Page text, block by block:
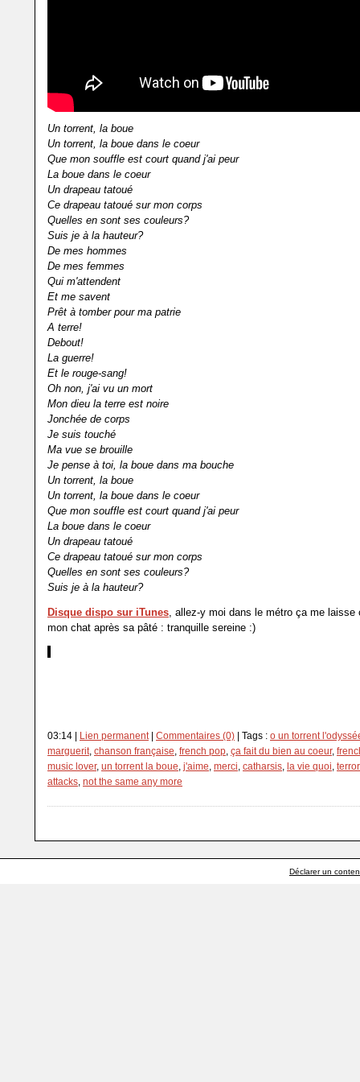
Un torrent, la boue
Un torrent, la boue dans le coeur
Que mon souffle est court quand j'ai peur
La boue dans le coeur
Un drapeau tatoué
Ce drapeau tatoué sur mon corps
Quelles en sont ses couleurs?
Suis je à la hauteur?
De mes hommes
De mes femmes
Qui m'attendent
Et me savent
Prêt à tomber pour ma patrie
A terre!
Debout!
La guerre!
Et le rouge-sang!
Oh non, j'ai vu un mort
Mon dieu la terre est noire
Jonchée de corps
Je suis touché
Ma vue se brouille
Je pense à toi, la boue dans ma bouche
Un torrent, la boue
Un torrent, la boue dans le coeur
Que mon souffle est court quand j'ai peur
La boue dans le coeur
Un drapeau tatoué
Ce drapeau tatoué sur mon corps
Quelles en sont ses couleurs?
Suis je à la hauteur?
Disque dispo sur iTunes , allez-y moi dans le métro ça me
mon chat après sa pâté : tranquille sereine :)
03:14 | Lien permanent| Commentaires (0) | Tags : o un torrent
marguerit, chanson française, french pop, ça fait du bien au coeur,
music lover, un torrent la boue, j'aime, merci, catharsis, la vie quoi,
attacks, not the same any more
Déclarer un